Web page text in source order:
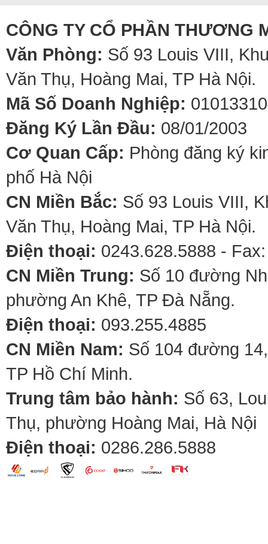
CÔNG TY CỔ PHẦN THƯƠNG
Văn Phòng: Số 93 Louis VIII,
Văn Thụ, Hoàng Mai, TP Hà Nội.
Mã Số Doanh Nghiệp:
Đăng Ký Lần Đầu: 08/01/2003
Cơ Quan Cấp: Phòng đăng ký
phố Hà Nội
CN Miền Bắc: Số 93 Louis VIII,
Văn Thụ, Hoàng Mai, TP Hà Nội.
Điện thoại: 0243.628.5888 -
CN Miền Trung: Số 10 đường
phường An Khê, TP Đà Nẵng.
Điện thoại: 093.255.4885
CN Miền Nam: Số 104 đường
TP Hồ Chí Minh.
Trung tâm bảo hành: Số 63,
Thụ, phường Hoàng Mai, Hà Nội
Điện thoại: 0286.286.5888